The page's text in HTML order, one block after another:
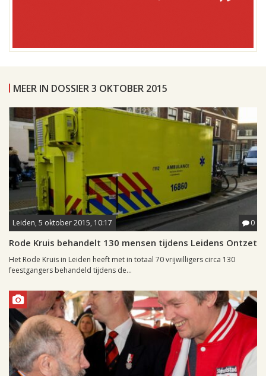
MEER IN DOSSIER 3 OKTOBER 2015
Leiden, 5 oktober 2015, 10:17 0
Rode Kruis behandelt 130 mensen tijdens Leidens Ontzet
Het Rode Kruis in Leiden heeft met in totaal 70 vrijwilligers circa 130
feestgangers behandeld tijdens de...